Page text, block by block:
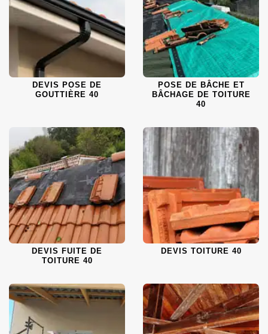
DEVIS POSE DE
GOUTTIÈRE 40
POSE DE BÂCHE ET
BÂCHAGE DE TOITURE
40
DEVIS FUITE DE
TOITURE 40
DEVIS TOITURE 40